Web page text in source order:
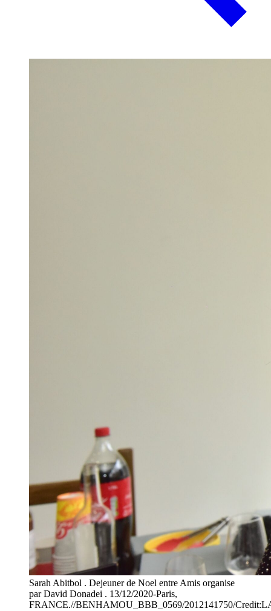
Sarah Abitbol . Dejeuner de Noel entre Amis organise
par David Donadei . 13/12/2020-Paris,
FRANCE.//BENHAMOU_BBB_0569/2012141750/